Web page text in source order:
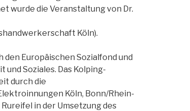
wurde die Veranstaltung von Dr.
Köln).
Europäischen Sozialfond und
Soziales. Das Kolping-
durch die
Köln, Bonn/Rhein-
in der Umsetzung des